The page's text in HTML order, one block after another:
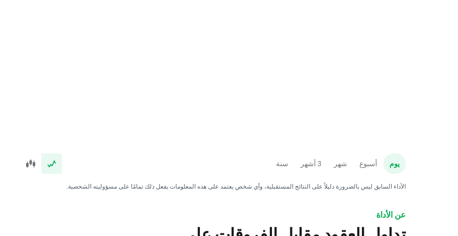
يوم أسبوع شهر 3 أشهر سنة
الأداء السابق ليس بالضرورة دليلاً على النتائج المستقبلية، وأي شخص يعتمد على هذه المعلومات يفعل ذلك تمامًا على مسؤوليته الشخصية.
عن الأداة